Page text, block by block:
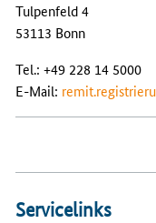
Tulpenfeld 4
53113 Bonn
Tel.: +49 228 14 5000
E-Mail:
Servicelinks